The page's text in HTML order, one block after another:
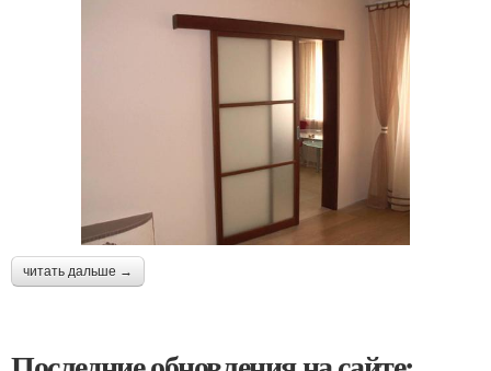
читать дальше →